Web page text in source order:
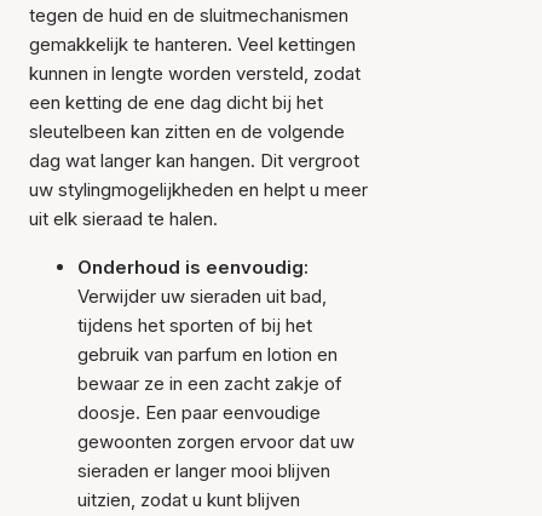
tegen de huid en de sluitmechanismen
gemakkelijk te hanteren. Veel kettingen
kunnen in lengte worden versteld, zodat
een ketting de ene dag dicht bij het
sleutelbeen kan zitten en de volgende
dag wat langer kan hangen. Dit vergroot
uw stylingmogelijkheden en helpt u meer
uit elk sieraad te halen.
Onderhoud is eenvoudig:
Verwijder uw sieraden uit bad,
tijdens het sporten of bij het
gebruik van parfum en lotion en
bewaar ze in een zacht zakje of
doosje. Een paar eenvoudige
gewoonten zorgen ervoor dat uw
sieraden er langer mooi blijven
uitzien, zodat u kunt blijven